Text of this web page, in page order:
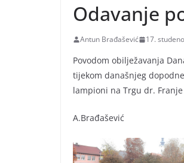
Odavanje
Antun Brađašević 17.
Povodom obilježavanja
tijekom današnjeg
lampioni na Trgu dr.
A.Brađašević